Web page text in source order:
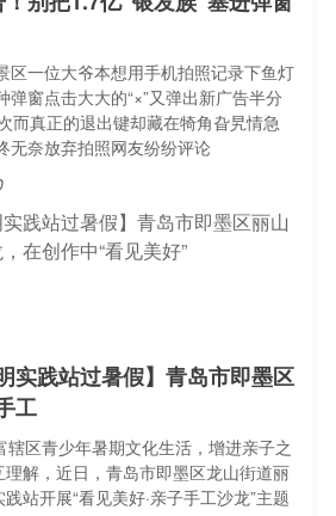
区一位大爷本想用手机拍照记录下鱼灯
弹窗点击大大的“×”又弹出新广告半分
而真正的退出键却藏在犄角旮旯情急
无奈放弃拍照网友纷纷评论
实践站过暑假】青岛市即墨区
工
区青少年暑期文化生活，增进亲子之
解，近日，青岛市即墨区龙山街道丽
站开展“看见美好·亲子手工沙龙”主题